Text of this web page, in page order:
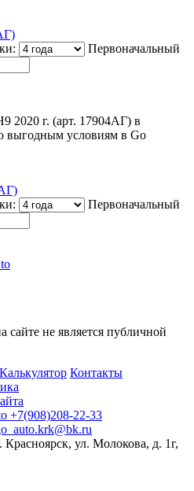
Первоначальный
Первоначальный
не является публичной
Калькулятор Контакты
+7(908)208-22-33
Красноярск, ул. Молокова, д. 1г,